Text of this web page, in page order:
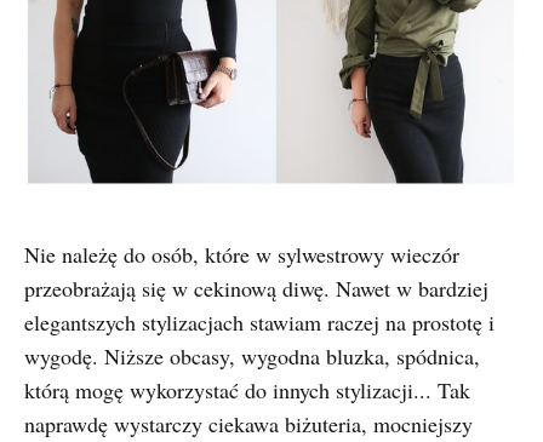
Nie należę do osób, które w sylwestrowy wieczór
przeobrażają się w cekinową diwę. Nawet w bardziej
elegantszych stylizacjach stawiam raczej na prostotę i
wygodę. Niższe obcasy, wygodna bluzka, spódnica,
którą mogę wykorzystać do innych stylizacji... Tak
naprawdę wystarczy ciekawa biżuteria, mocniejszy